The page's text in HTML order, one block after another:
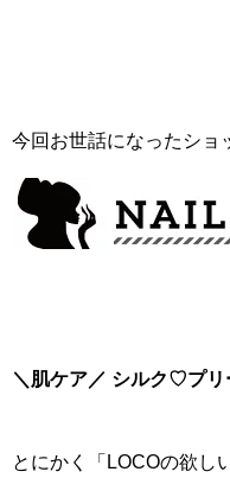
今回お世話になったショ
＼肌ケア／ シルク♡プリ
とにかく「LOCOの欲し